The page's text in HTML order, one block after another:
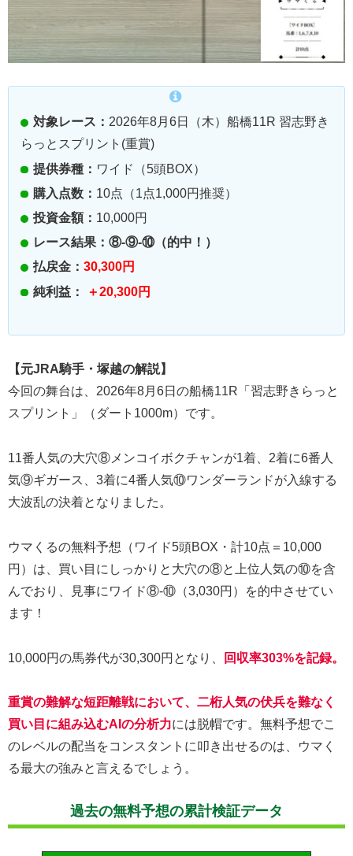
対象レース：2026年8月6日（木）船橋11R 習志野き
らっとスプリント(重賞)
提供券種： ワイド（5頭BOX）
購入点数： 10点（1点1,000円推奨）
投資金額： 10,000円
レース結果：⑧-⑨-⑩（的中！）
払戻金：30,300円
純利益：
＋20,300円
【元JRA騎手・塚越の解説】
今回の舞台は、2026年8月6日の船橋11R「習志野きらっと
スプリント」（ダート1000m）です。
11番人気の大穴⑧メンコイボクチャンが1着、2着に6番人
気⑨ギガース、3着に4番人気⑩ワンダーランドが入線する
大波乱の決着となりました。
ウマくるの無料予想（ワイド5頭BOX・計10点＝10,000
円）は、買い目にしっかりと大穴の⑧と上位人気の⑩を含
んでおり、見事にワイド⑧-⑩（3,030円）を的中させてい
ます！
10,000円の馬券代が30,300円となり、 回収率303%を記録。
重賞の難解な短距離戦において、二桁人気の伏兵を難なく
買い目に組み込むAIの分析力には脱帽です。無料予想でこ
のレベルの配当をコンスタントに叩き出せるのは、ウマく
る最大の強みと言えるでしょう。
過去の無料予想の累計検証データ